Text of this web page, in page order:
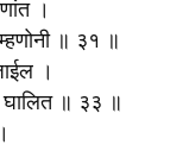
।
॥ ३१ ॥
।
घालित ॥ ३३ ॥